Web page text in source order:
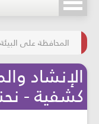
مسابقة الركب
المحافظة على البيئة
الإنشاد
كشفية -